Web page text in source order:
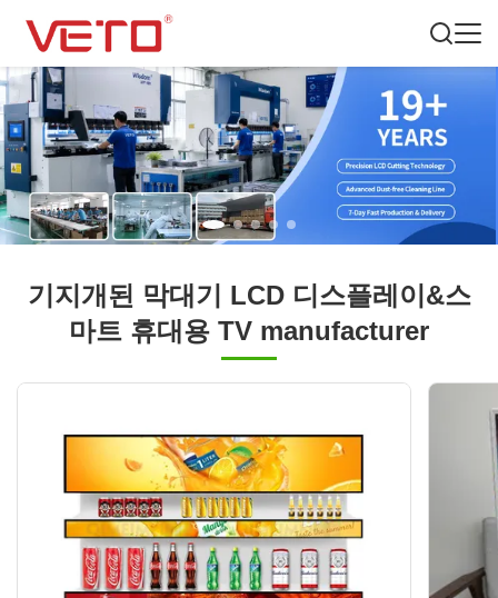
기지개된 막대기 LCD 디스플레이&스
마트 휴대용 TV manufacturer